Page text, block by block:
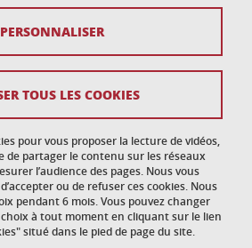
pour vous proposer la lecture de vidéos,
de partager le contenu sur les réseaux
l’audience des pages. Nous vous
ou de refuser ces cookies. Nous
pendant 6 mois. Vous pouvez changer
choix à tout moment en cliquant sur le lien
situé dans le pied de page du site.
TOUS LES COOKIES
PERSONNALISER